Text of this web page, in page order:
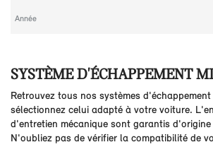
SYSTÈME D'ÉCHAPPEMENT
Retrouvez tous nos systèmes
sélectionnez celui adapté à votre voiture.
d'entretien mécanique sont garantis
N'oubliez pas de vérifier la compatibilité de